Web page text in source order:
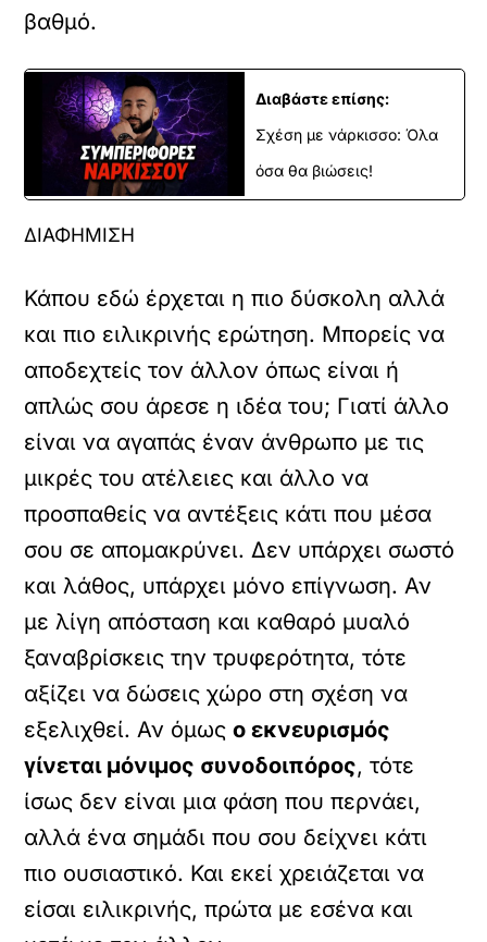
βαθμό.
Διαβάστε επίσης:
Σχέση με νάρκισσο: Όλα
όσα θα βιώσεις!
ΔΙΑΦΗΜΙΣΗ
Κάπου εδώ έρχεται η πιο δύσκολη αλλά
και πιο ειλικρινής ερώτηση. Μπορείς να
αποδεχτείς τον άλλον όπως είναι ή
απλώς σου άρεσε η ιδέα του; Γιατί άλλο
είναι να αγαπάς έναν άνθρωπο με τις
μικρές του ατέλειες και άλλο να
προσπαθείς να αντέξεις κάτι που μέσα
σου σε απομακρύνει. Δεν υπάρχει σωστό
και λάθος, υπάρχει μόνο επίγνωση. Αν
με λίγη απόσταση και καθαρό μυαλό
ξαναβρίσκεις την τρυφερότητα, τότε
αξίζει να δώσεις χώρο στη σχέση να
εξελιχθεί. Αν όμωςο εκνευρισμός
γίνεται μόνιμος συνοδοιπόρος, τότε
ίσως δεν είναι μια φάση που περνάει,
αλλά ένα σημάδι που σου δείχνει κάτι
πιο ουσιαστικό. Και εκεί χρειάζεται να
είσαι ειλικρινής, πρώτα με εσένα και